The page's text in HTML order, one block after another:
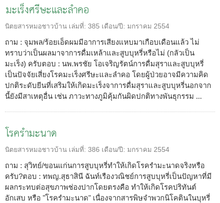
มะเร็งศรีษะและลำคอ
นิตยสารหมอชาวบ้าน เล่มที่: 385 เดือน/ปี: มกราคม 2554
ถาม : จุมพล/ร้อยเอ็ดผมมีอาการเสียงแหบมาเกือบเดือนแล้ว ไม่
ทราบว่าเป็นผลมาจาการดื่มเหล้าและสูบบุหรี่หรือไม่ (กลัวเป็น
มะเร็ง) ครับตอบ : นพ.พรชัย โอเจริญรัตน์การดื่มสุราและสูบบุหรี่
เป็นปัจจัยเสี่ยงโรคมะเร็งศรีษะและลำคอ โดยผู้ป่วยอาจมีความคิด
ปกติระดับยีนที่เสริมให้เกิดมะเร็งจาการดื่มสุราและสูบบุหรี่นอกจาก
นี้ยังมีสาเหตุอื่น เช่น ภาวะทางภูมิคุ้มกันผิดปกติทางพันธุกรรม ...
โรครำมะนาด
นิตยสารหมอชาวบ้าน เล่มที่: 386 เดือน/ปี: มกราคม 2554
ถาม : สุวิทย์/ขอนแก่นการสูบบุหรี่ทำให้เกิดโรครำมะนาดจริงหรือ
ครับ?ตอบ : ทพญ.สุธาสินี ฉันท์เรืองวณิชย์การสูบบุหรี่เป็นปัญหาที่มี
ผลกระทบต่อสุขภาพช่องปากโดยตรงคือ ทำให้เกิดโรคปริทันต์
อักเสบ หรือ "โรครำมะนาด" เนื่องจากสารพิษจำพวกนิโคตินในบุหรี่